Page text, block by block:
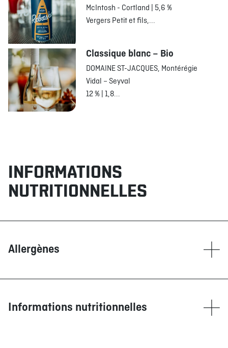
McIntosh - Cortland | 5,6 %
Vergers Petit et fils,...
Classique blanc – Bio
DOMAINE ST-JACQUES, Montérégie
Vidal – Seyval
12 % | 1,8...
INFORMATIONS
NUTRITIONNELLES
Allergènes
Glutamate (GMS)
Maïs
Informations nutritionnelles